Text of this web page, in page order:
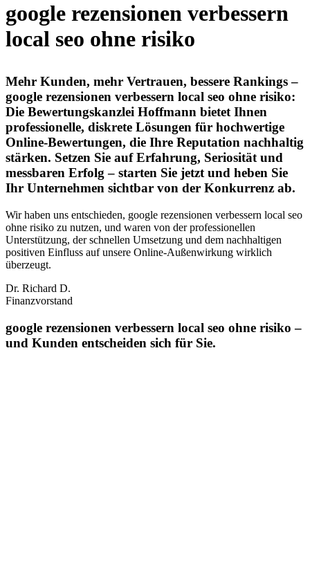
google rezensionen verbessern
local seo ohne risiko
Mehr Kunden, mehr Vertrauen, bessere Rankings –
google rezensionen verbessern local seo ohne risiko:
Die Bewertungskanzlei Hoffmann bietet Ihnen
professionelle, diskrete Lösungen für hochwertige
Online-Bewertungen, die Ihre Reputation nachhaltig
stärken. Setzen Sie auf Erfahrung, Seriosität und
messbaren Erfolg – starten Sie jetzt und heben Sie
Ihr Unternehmen sichtbar von der Konkurrenz ab.
Wir haben uns entschieden, google rezensionen verbessern local seo
ohne risiko zu nutzen, und waren von der professionellen
Unterstützung, der schnellen Umsetzung und dem nachhaltigen
positiven Einfluss auf unsere Online‑Außenwirkung wirklich
überzeugt.
Dr. Richard D.
Finanzvorstand
google rezensionen verbessern local seo ohne risiko –
und Kunden entscheiden sich für Sie.